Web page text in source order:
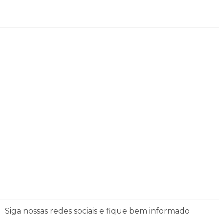
Siga nossas redes sociais e fique bem informado